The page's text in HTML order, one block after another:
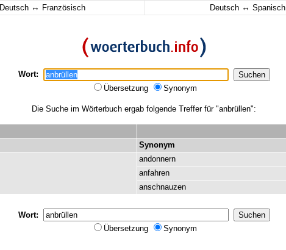
Deutsch ↔ Französisch Deutsch ↔ Spanisch
Wort:
Übersetzung
Synonym
Die Suche im Wörterbuch ergab folgende Treffer für "anbrüllen":
Synonym
andonnern
anfahren
anschnauzen
Wort:
Übersetzung
Synonym